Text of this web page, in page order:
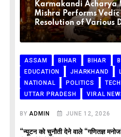
Karmakandi Acharya
Mishra Performs
Resolution of Various
ASSAM BIHAR BIHAR
EDUCATION
JHARKHAND
NATIONAL
POLITICS
UTTAR PRADESH
VIRAL
BYADMIN JUNE 12, 2026
“न्यूटन को चुनौती देने वाले “गणितज्ञ